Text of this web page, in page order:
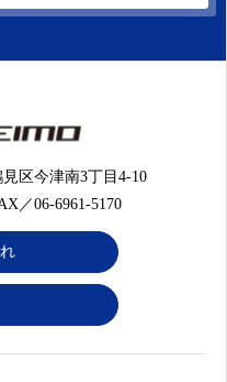
区今津南3丁目4-10
／06-6961-5170